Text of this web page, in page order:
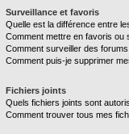
Surveillance et favoris
Quelle est la différence entre
Comment mettre en favoris ou
Comment surveiller des
Comment puis-je supprimer
Fichiers joints
Quels fichiers joints sont
Comment trouver tous mes